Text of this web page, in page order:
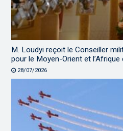
M. Loudyi reçoit le Conseiller
pour le Moyen-Orient et l’Afrique
28/07/2026